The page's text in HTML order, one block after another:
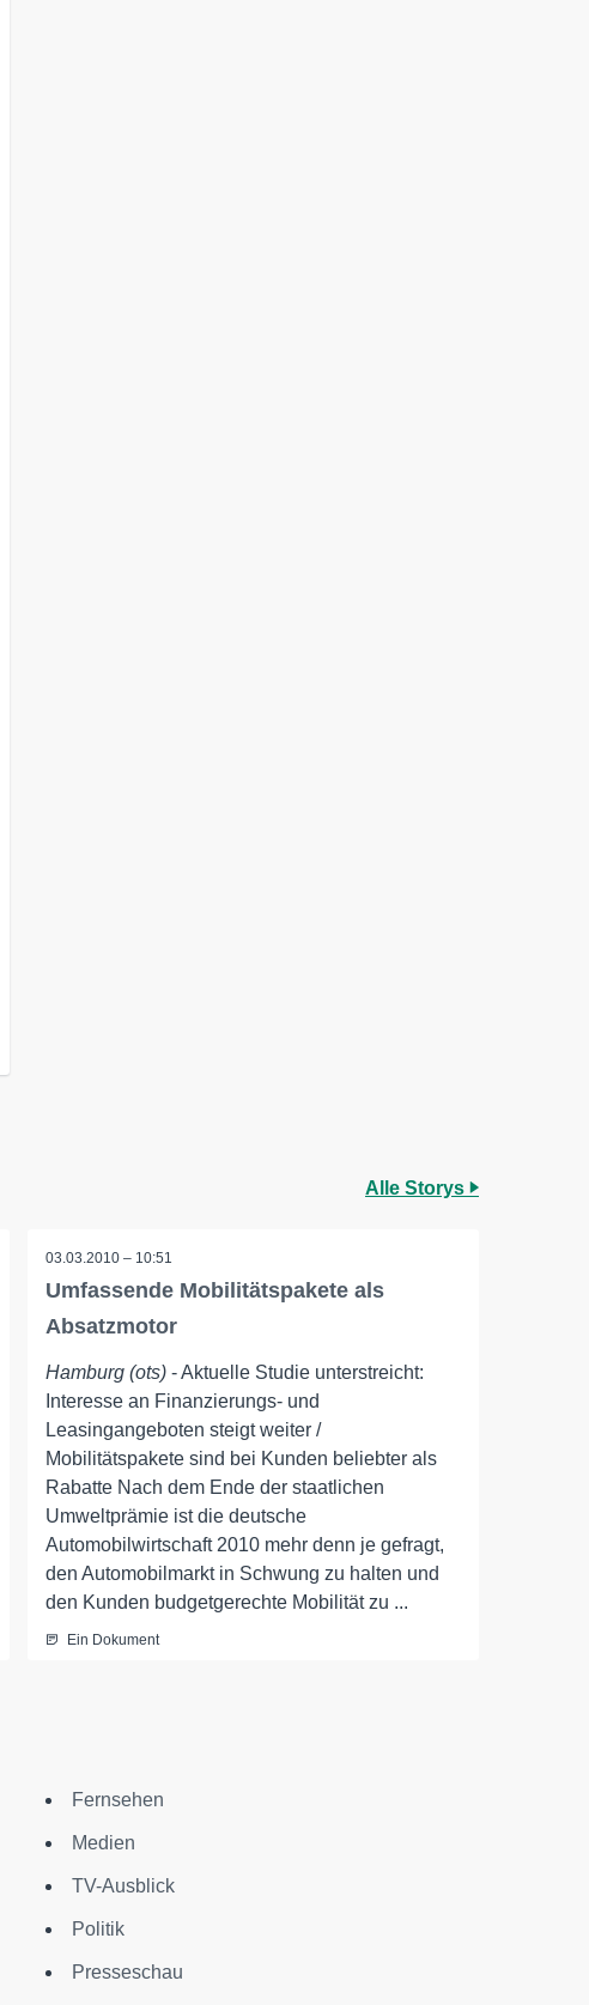
Alle Storys
03.03.2010 – 10:51
Umfassende Mobilitätspakete als
Absatzmotor
Hamburg (ots) - Aktuelle Studie unterstreicht:
Interesse an Finanzierungs- und
Leasingangeboten steigt weiter /
Mobilitätspakete sind bei Kunden beliebter als
Rabatte Nach dem Ende der staatlichen
Umweltprämie ist die deutsche
Automobilwirtschaft 2010 mehr denn je gefragt,
den Automobilmarkt in Schwung zu halten und
den Kunden budgetgerechte Mobilität zu ...
Ein Dokument
Fernsehen
Medien
TV-Ausblick
Politik
Presseschau